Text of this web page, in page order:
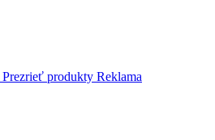
Prezrieť produkty Reklama